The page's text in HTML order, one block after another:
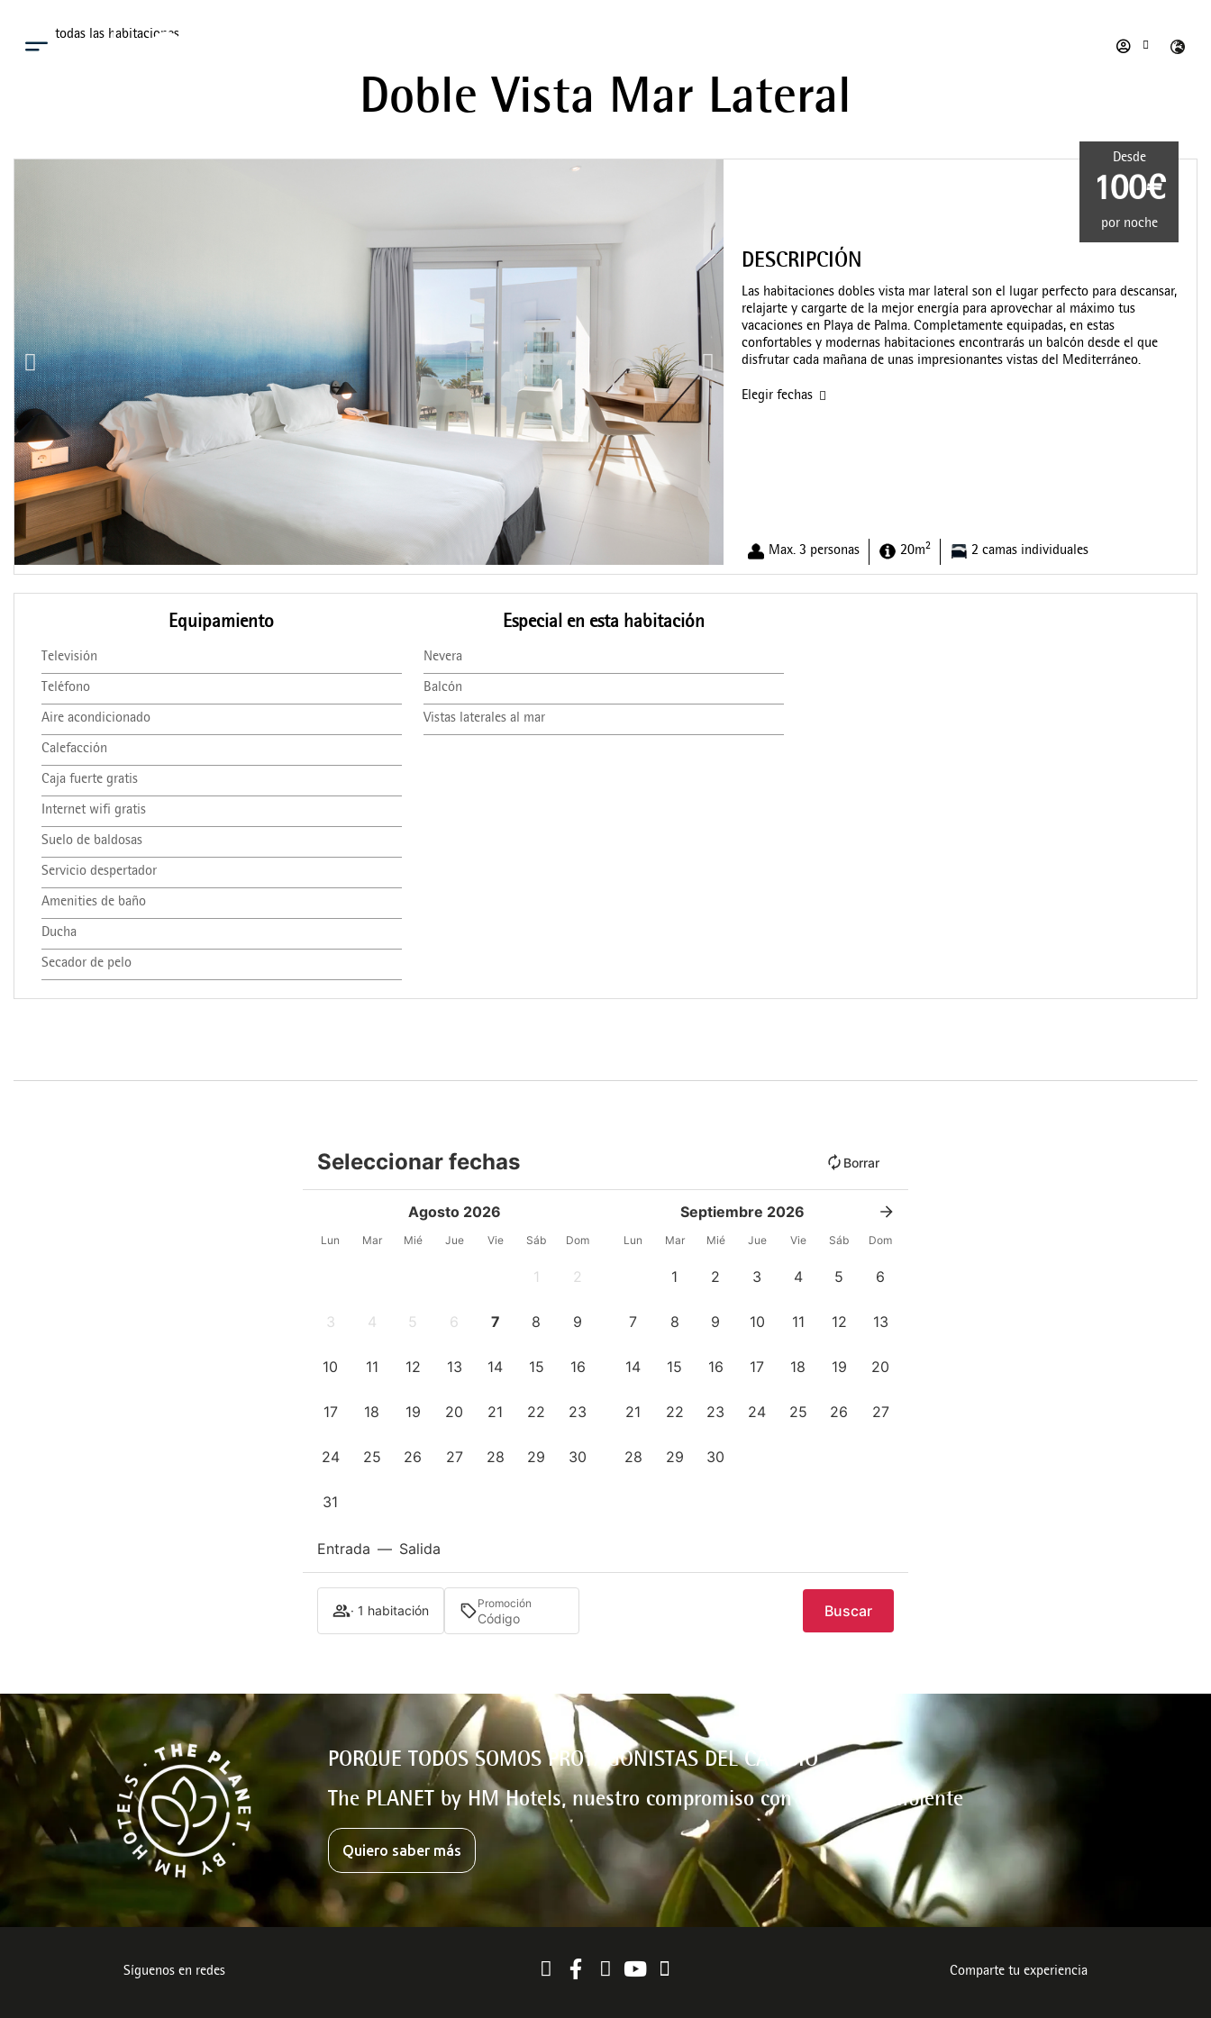
Ver todas las habitaciones
Doble Vista Mar Lateral
Max. 3 personas 20m2 2 camas individuales
Desde
100€
por noche
DESCRIPCIÓN
Las habitaciones dobles vista mar lateral son el lugar perfecto para descansar,
relajarte y cargarte de la mejor energía para aprovechar al máximo tus
vacaciones en Playa de Palma. Completamente equipadas, en estas
confortables y modernas habitaciones encontrarás un balcón desde el que
disfrutar cada mañana de unas impresionantes vistas del Mediterráneo.
Elegir fechas
Equipamiento
Televisión
Teléfono
Aire acondicionado
Calefacción
Caja fuerte gratis
Internet wifi gratis
Suelo de baldosas
Servicio despertador
Amenities de baño
Ducha
Secador de pelo
Especial en esta habitación
Nevera
Balcón
Vistas laterales al mar
Seleccionar fechas Borrar
Agosto 2026
Lun Mar Mié Jue Vie Sáb Dom
1 2
3 4 5 6 7 8 9
10 11 12 13 14 15 16
17 18 19 20 21 22 23
24 25 26 27 28 29 30
31
Septiembre 2026
Lun Mar Mié Jue Vie Sáb Dom
1 2 3 4 5 6
7 8 9 10 11 12 13
14 15 16 17 18 19 20
21 22 23 24 25 26 27
28 29 30
Entrada — Salida
· 1 habitación Promoción Buscar
PORQUE TODOS SOMOS PROTAGONISTAS DEL CAMBIO
The PLANET by HM Hotels, nuestro compromiso con el medio ambiente
Quiero saber más
Síguenos en redes Comparte tu experiencia